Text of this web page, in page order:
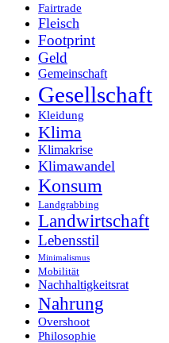
Fairtrade
Fleisch
Footprint
Geld
Gemeinschaft
Gesellschaft
Kleidung
Klima
Klimakrise
Klimawandel
Konsum
Landgrabbing
Landwirtschaft
Lebensstil
Minimalismus
Mobilität
Nachhaltigkeitsrat
Nahrung
Overshoot
Philosophie